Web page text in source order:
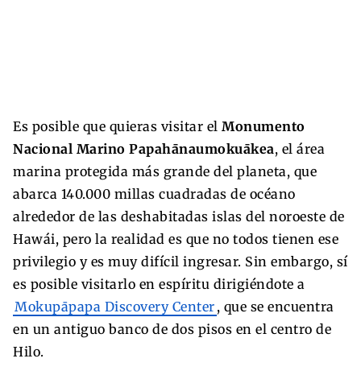
Es posible que quieras visitar el Monumento
Nacional Marino Papahānaumokuākea, el área
marina protegida más grande del planeta, que
abarca 140.000 millas cuadradas de océano
alrededor de las deshabitadas islas del noroeste de
Hawái, pero la realidad es que no todos tienen ese
privilegio y es muy difícil ingresar. Sin embargo, sí
es posible visitarlo en espíritu dirigiéndote a
Mokupāpapa Discovery Center , que se encuentra
en un antiguo banco de dos pisos en el centro de
Hilo.